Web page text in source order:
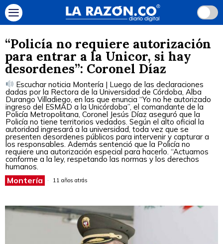
“Policía no requiere autorización
para entrar a la Unicor, si hay
desordenes”: Coronel Díaz
Escuchar noticia Montería | Luego de las declaraciones
dadas por la Rectora de la Universidad de Córdoba, Alba
Durango Villadiego, en las que enuncia “Yo no he autorizado
ingreso del ESMAD a la Unicórdoba”, el comandante de la
Policía Metropolitana, Coronel Jesús Díaz aseguró que la
Policía no tiene territorios vedados. Según el alto oficial la
autoridad ingresará a la universidad, toda vez que se
presenten desordenes públicos para intervenir y capturar a
los responsables. Además sentenció que la Policía no
requiere una autorización especial para hacerlo. “Actuamos
conforme a la ley, respetando las normas y los derechos
humanos.
Montería 11 años atrás